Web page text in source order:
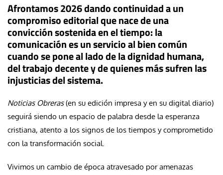
Afrontamos 2026 dando continuidad a un
compromiso editorial que nace de una
convicción sostenida en el tiempo: la
comunicación es un servicio al bien común
cuando se pone al lado de la dignidad humana,
del trabajo decente y de quienes más sufren las
injusticias del sistema.
Noticias Obreras(en su edición impresa y en su digital diario)
seguirá siendo un espacio de palabra desde la esperanza
cristiana, atento a los signos de los tiempos y comprometido
con la transformación social.
Vivimos un cambio de época atravesado por amenazas